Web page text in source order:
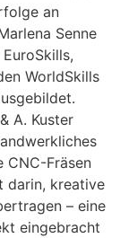
an
Senne
WorldSkills
A. Kuster
CNC-Fräsen
darin, kreative
– eine
eingebracht